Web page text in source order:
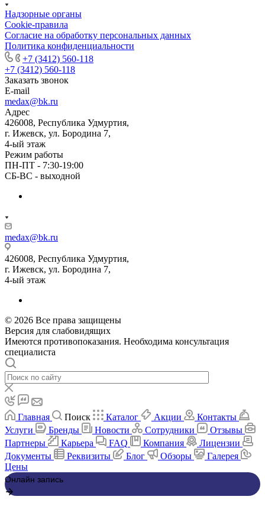
Надзорные органы
Cookie-правила
Согласие на обработку персональных данных
Политика конфиденциальности
+7 (3412) 560-118
+7 (3412) 560-118
Заказать звонок
E-mail
medax@bk.ru
Адрес
426008, Республика Удмуртия,
г. Ижевск, ул. Бородина 7,
4-ый этаж
Режим работы
ПН-ПТ - 7:30-19:00
СБ-ВС - выходной
medax@bk.ru
426008, Республика Удмуртия,
г. Ижевск, ул. Бородина 7,
4-ый этаж
© 2026 Все права защищены
Версия для слабовидящих
Имеются противопоказания. Необходима консультация
специалиста
Главная Поиск Каталог Акции
Контакты
Услуги
Бренды Новости Сотрудники
Отзывы
Партнеры
Карьера FAQ Компания
Лицензии
Документы
Реквизиты Блог Обзоры
Галерея
Цены